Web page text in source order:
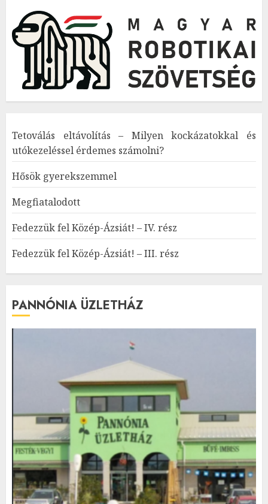
Tetoválás eltávolítás – Milyen kockázatokkal és
utókezeléssel érdemes számolni?
Hősök gyerekszemmel
Megfiatalodott
Fedezzük fel Közép-Ázsiát! – IV. rész
Fedezzük fel Közép-Ázsiát! – III. rész
PANNÓNIA ÜZLETHÁZ